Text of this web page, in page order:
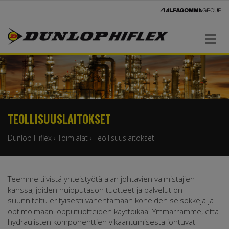
Navigaatio
TEOLLISUUSLAITOKSET
Dunlop Hiflex › Toimialat › Teollisuuslaitokset
Teemme tiivistä yhteistyötä alan johtavien valmistajien
kanssa, joiden huipputason tuotteet ja palvelut on
suunniteltu erityisesti vähentämään koneiden seisokkeja ja
optimoimaan lopputuotteiden käyttöikää. Ymmärrämme, että
hydraulisten komponenttien vikaantumisesta johtuvat